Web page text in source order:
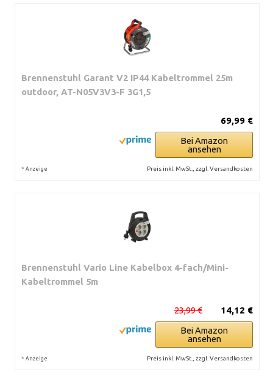
Brennenstuhl Garant V2 IP44 Kabeltrommel 25m
outdoor, AT-N05V3V3-F 3G1,5
69,99 €
Bei Amazon
ansehen
* Anzeige Preis inkl. MwSt., zzgl. Versandkosten
Brennenstuhl Vario Line Kabelbox 4-fach/Mini-
Kabeltrommel 5m
14,12 €
23,99 €
Bei Amazon
ansehen
* Anzeige Preis inkl. MwSt., zzgl. Versandkosten